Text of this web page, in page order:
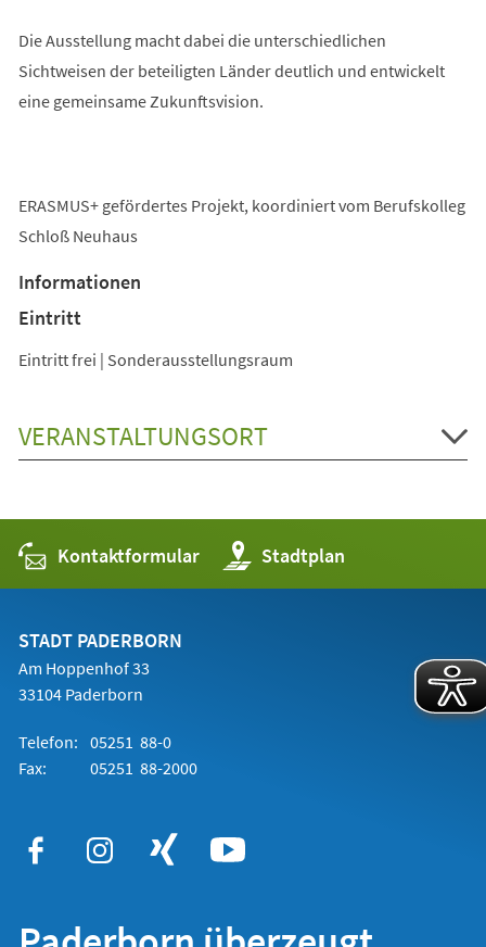
Die Ausstellung macht dabei die unterschiedlichen
Sichtweisen der beteiligten Länder deutlich und entwickelt
eine gemeinsame Zukunftsvision.
ERASMUS+ gefördertes Projekt, koordiniert vom Berufskolleg
Schloß Neuhaus
Informationen
Eintritt
Eintritt frei | Sonderausstellungsraum
VERANSTALTUNGSORT
Kontaktformular Stadtplan
(Öffnet
in
einem
STADT PADERBORN
Am Hoppenhof 33
33104 Paderborn
Telefon: 05251 88-0
Fax:
05251 88-2000